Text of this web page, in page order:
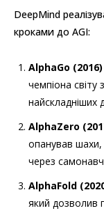
DeepMind
кроками до AGI:
AlphaGo (2016)
чемпіона
найскладніших
AlphaZero
опанував шахи,
через
AlphaFold
який дозволив